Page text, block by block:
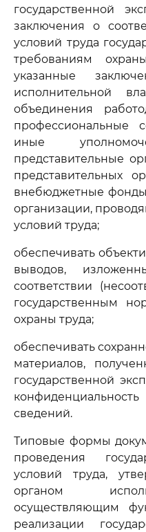
государственной
заключения о
условий труда
требованиям
указанные
исполнительной
объединения
профессиональные
иные
представительные
представительных
внебюджетные
организации,
условий труда;
обеспечивать
выводов,
соответствии
государственным
охраны труда;
обеспечивать
материалов,
государственной
сведений.
Типовые формы
проведения
условий труда,
органом
осуществляющим
реализации